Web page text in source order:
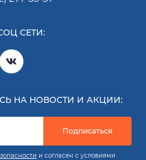
СЕТИ:
НА НОВОСТИ И АКЦИИ:
Подписаться
и согласен с условиями